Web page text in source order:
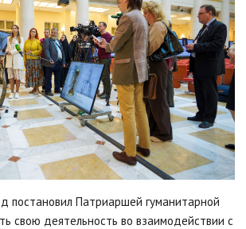
постановил Патриаршей гуманитарной
свою деятельность во взаимодействии с